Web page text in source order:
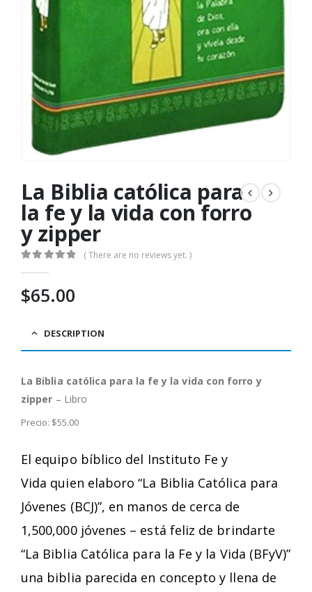
La Biblia católica para
la fe y la vida con forro
y zipper
( There are no reviews yet. )
$65.00
DESCRIPTION
La Biblia católica para la fe y la vida con forro y
zipper – Libro
Precio: $55.00
El equipo bíblico del Instituto Fe y
Vida quien elaboro “La Biblia Católica para
Jóvenes (BCJ)”, en manos de cerca de
1,500,000 jóvenes – está feliz de brindarte
“La Biblia Católica para la Fe y la Vida (BFyV)”
una biblia parecida en concepto y llena de